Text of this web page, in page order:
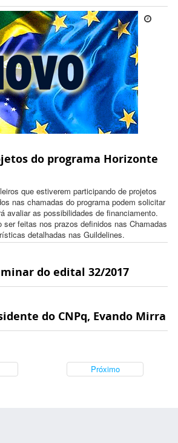
do programa Horizonte
que estiverem participando de projetos
nas chamadas do programa podem solicitar
avaliar as possibilidades de financiamento.
ser feitas nos prazos definidos nas Chamadas
detalhadas nas Guildelines.
do edital 32/2017
do CNPq, Evando Mirra
Próximo